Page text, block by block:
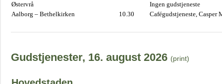
Østervrå
Ingen gudstjeneste
Aalborg – Bethelkirken
10.30 Cafégudstjeneste, Casper
Gudstjenester, 16. august 2026 (print)